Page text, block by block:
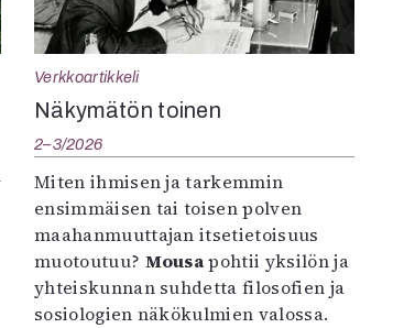
Verkkoartikkeli
Näkymätön toinen
2–3/2026
Miten ihmisen ja tarkemmin
ensimmäisen tai toisen polven
maahanmuuttajan itsetietoisuus
muotoutuu? Mousapohtii yksilön ja
yhteiskunnan suhdetta filosofien ja
sosiologien näkökulmien valossa.